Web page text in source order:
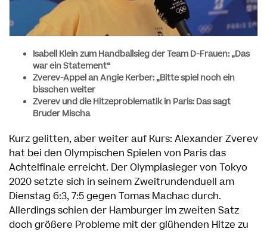
Isabell Klein zum Handballsieg der Team D-Frauen: „Das
war ein Statement“
Zverev-Appel an Angie Kerber: „Bitte spiel noch ein
bisschen weiter
Zverev und die Hitzeproblematik in Paris: Das sagt
Bruder Mischa
Kurz gelitten, aber weiter auf Kurs: Alexander Zverev
hat bei den Olympischen Spielen von Paris das
Achtelfinale erreicht. Der Olympiasieger von Tokyo
2020 setzte sich in seinem Zweitrundenduell am
Dienstag 6:3, 7:5 gegen Tomas Machac durch.
Allerdings schien der Hamburger im zweiten Satz
doch größere Probleme mit der glühenden Hitze zu